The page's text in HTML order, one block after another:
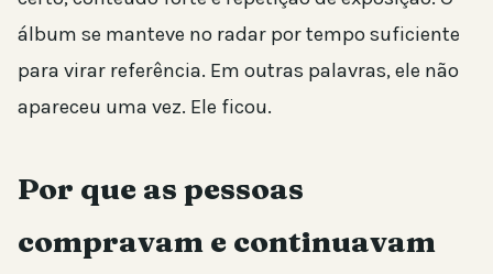
álbum se manteve no radar por tempo suficiente
para virar referência. Em outras palavras, ele não
apareceu uma vez. Ele ficou.
Por que as pessoas
compravam e continuavam